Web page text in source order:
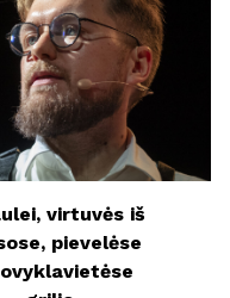
virtuvės iš
pievelėse